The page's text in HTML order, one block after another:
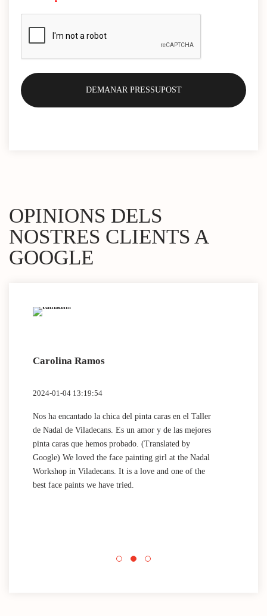
OPINIONS DELS
NOSTRES CLIENTS A
GOOGLE
Carolina Ramos
2024-01-04 13:19:54
Nos ha encantado la chica del pinta caras en el Taller
de Nadal de Viladecans. Es un amor y de las mejores
pinta caras que hemos probado. (Translated by
Google) We loved the face painting girl at the Nadal
Workshop in Viladecans. It is a love and one of the
best face paints we have tried.